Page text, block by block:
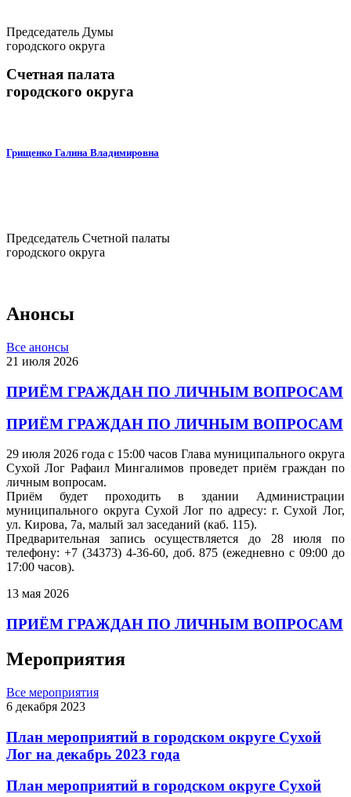
Председатель Думы
городского округа
Счетная палата
городского округа
Грищенко Галина Владимировна
Председатель Счетной палаты
городского округа
Анонсы
Все анонсы
21 июля 2026
ПРИЁМ ГРАЖДАН ПО ЛИЧНЫМ ВОПРОСАМ
ПРИЁМ ГРАЖДАН ПО ЛИЧНЫМ ВОПРОСАМ
29 июля 2026 года с 15:00 часов Глава муниципального округа
Сухой Лог Рафаил Мингалимов проведет приём граждан по
личным вопросам.
Приём будет проходить в здании Администрации
муниципального округа Сухой Лог по адресу: г. Сухой Лог,
ул. Кирова, 7а, малый зал заседаний (каб. 115).
Предварительная запись осуществляется до 28 июля по
телефону: +7 (34373) 4-36-60, доб. 875 (ежедневно с 09:00 до
17:00 часов).
13 мая 2026
ПРИЁМ ГРАЖДАН ПО ЛИЧНЫМ ВОПРОСАМ
Мероприятия
Все мероприятия
6 декабря 2023
План мероприятий в городском округе Сухой
Лог на декабрь 2023 года
План мероприятий в городском округе Сухой